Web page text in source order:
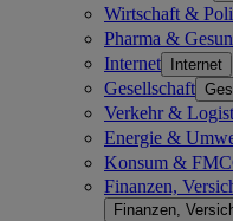
Wirtschaft &
Pharma &
Internet Internet
Gesellschaft
Verkehr &
Energie &
Konsum &
Finanzen,
Finanzen,